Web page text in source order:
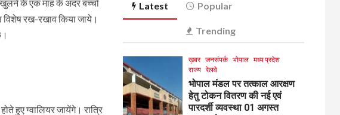
खुलने के एक माह के अंदर बच्चों
विशेष रख-रखाव किया जाये।
हुए ग्वालियर जायेंगे। रात्रि
Latest Popular
Trending
ख़बर जनसंपर्क भोपाल मध्य प्रदेश
राज्य रेलवे
भोपाल मंडल पर तत्काल आरक्षण
हेतु टोकन वितरण की नई एवं
पारदर्शी व्यवस्था 01 अगस्त